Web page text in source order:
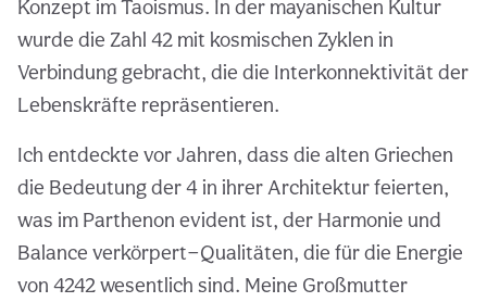
Konzept im Taoismus. In der mayanischen Kultur
wurde die Zahl 42 mit kosmischen Zyklen in
Verbindung gebracht, die die Interkonnektivität der
Lebenskräfte repräsentieren.
Ich entdeckte vor Jahren, dass die alten Griechen
die Bedeutung der 4 in ihrer Architektur feierten,
was im Parthenon evident ist, der Harmonie und
Balance verkörpert—Qualitäten, die für die Energie
von 4242 wesentlich sind. Meine Großmutter